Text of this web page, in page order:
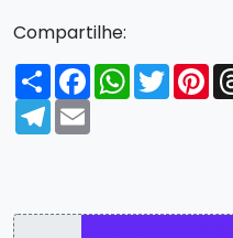
Compartilhe:
Compartilhar
FacebookWhatsApp
Twitter
Telegram
Email